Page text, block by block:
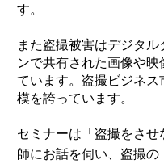
す。
また盗撮被害はデジタ
ンで共有された画像や
ています。盗撮ビジネ
模を誇っています。
セミナーは「盗撮をさ
師にお話を伺い、盗撮の